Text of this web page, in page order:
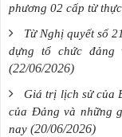
phương 02 cấp từ
Từ Nghị quyết số
dựng tổ chức
(22/06/2026)
Giá trị lịch sử của
của Đảng và những
nay (20/06/2026)